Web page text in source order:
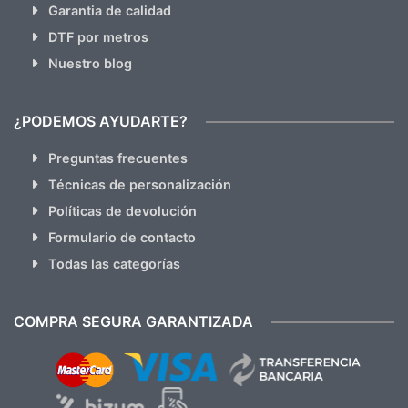
Garantia de calidad
DTF por metros
Nuestro blog
¿PODEMOS AYUDARTE?
Preguntas frecuentes
Técnicas de personalización
Políticas de devolución
Formulario de contacto
Todas las categorías
COMPRA SEGURA GARANTIZADA